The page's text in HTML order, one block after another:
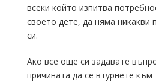
всеки който изпитва
своето дете, да няма никакви
си.
Ако все още си задавате
причината да се втурнете към